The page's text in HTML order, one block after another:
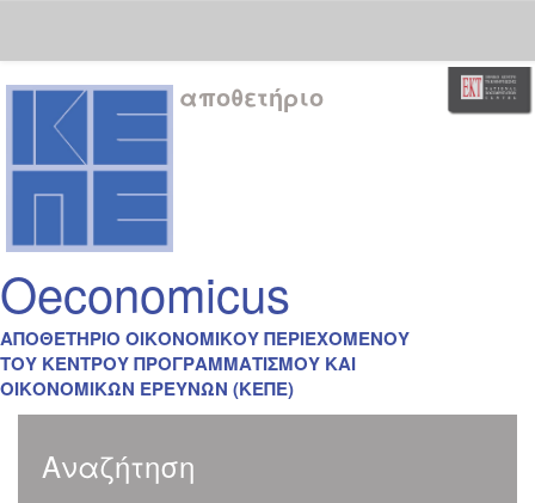
Skip
navigation
αποθετήριο
Oeconomicus
ΑΠΟΘΕΤΗΡΙΟ ΟΙΚΟΝΟΜΙΚΟΥ ΠΕΡΙΕΧΟΜΕΝΟΥ
ΤΟΥ ΚΕΝΤΡΟΥ ΠΡΟΓΡΑΜΜΑΤΙΣΜΟΥ ΚΑΙ
ΟΙΚΟΝΟΜΙΚΩΝ ΕΡΕΥΝΩΝ (ΚΕΠΕ)
Αναζήτηση